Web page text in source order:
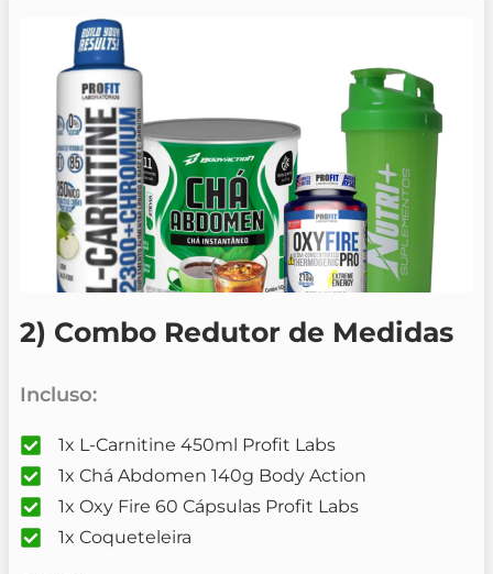
2) Combo Redutor de Medidas
Incluso:
1x L-Carnitine 450ml Profit Labs
1x Chá Abdomen 140g Body Action
1x Oxy Fire 60 Cápsulas Profit Labs
1x Coqueteleira